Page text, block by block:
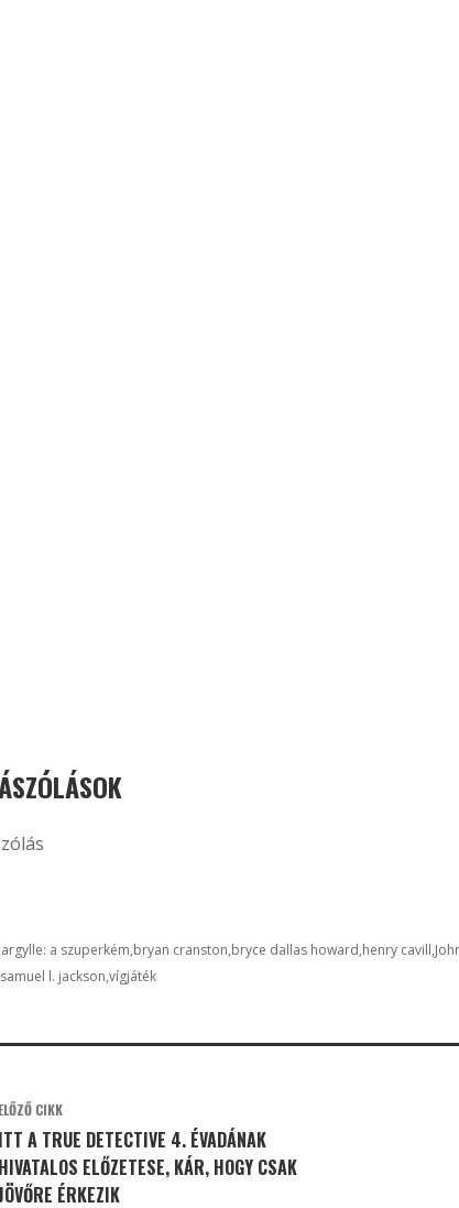
argylle: a szuperkém bryan cranston bryce dallas howard henry cavill
samuel l. jackson vígjáték
ELŐZŐ CIKK
ITT A TRUE DETECTIVE 4. ÉVADÁNAK
HIVATALOS ELŐZETESE, KÁR, HOGY CSAK
ÉRKEZIK